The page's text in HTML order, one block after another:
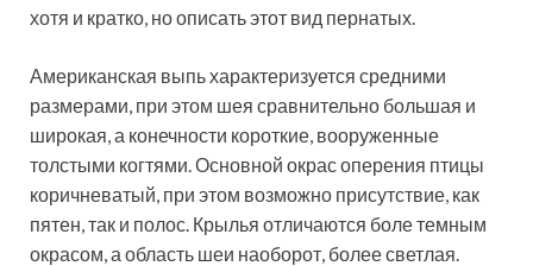
хотя и кратко, но описать этот вид пернатых.
Американская выпь характеризуется средними
размерами, при этом шея сравнительно большая и
широкая, а конечности короткие, вооруженные
толстыми когтями. Основной окрас оперения птицы
коричневатый, при этом возможно присутствие, как
пятен, так и полос. Крылья отличаются боле темным
окрасом, а область шеи наоборот, более светлая.